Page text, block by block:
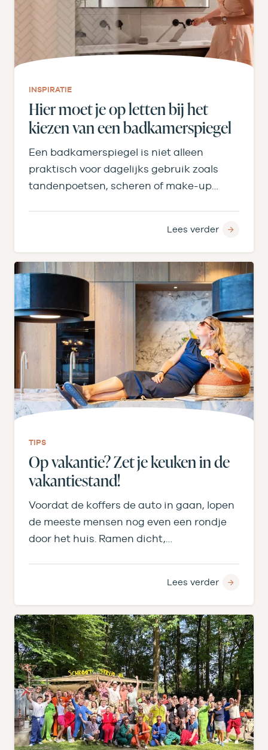
INSPIRATIE
Hier moet je op letten bij het
kiezen van een badkamerspiegel
Een badkamerspiegel is niet alleen
praktisch voor dagelijks gebruik zoals
tandenpoetsen, scheren of make-up
Lees verder
TIPS
Op vakantie? Zet je keuken in de
vakantiestand!
Voordat de koffers de auto in gaan, lopen
de meeste mensen nog even een rondje
door het huis. Ramen dicht,…
Lees verder